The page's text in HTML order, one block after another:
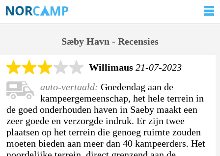
Sæby Havn - Recensies
Willimaus 21-07-2023
auto-vertaald: Goedendag aan de
kampeergemeenschap, het hele terrein in
de goed onderhouden haven in Saeby maakt een
zeer goede en verzorgde indruk. Er zijn twee
plaatsen op het terrein die genoeg ruimte zouden
moeten bieden aan meer dan 40 kampeerders. Het